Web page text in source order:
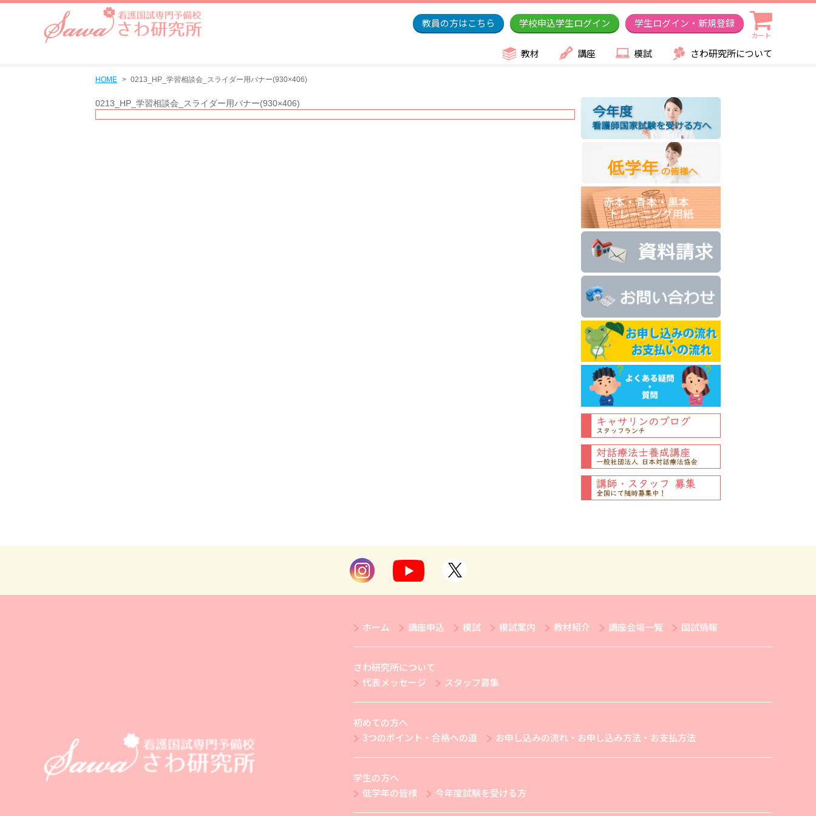
教員の方はこちら 学校申込学生ログイン 学生ログイン・新規登録
カート
教材 講座 模試 さわ研究所について
HOME 0213_HP_学習相談会_スライダー用バナー(930×406)
0213_HP_学習相談会_スライダー用バナー(930×406)
ホーム 講座申込 模試 模試案内 教材紹介 講座会場一覧 国試情報
さわ研究所について
代表メッセージ
スタッフ募集
初めての方へ
3つのポイント・合格への道
お申し込みの流れ・お申し込み方法・お支払方法
学生の方へ
低学年の皆様
今年度試験を受ける方